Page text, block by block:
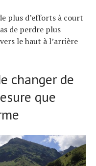
plus d’efforts à court
de perdre plus
le haut à l’arrière
changer de
que